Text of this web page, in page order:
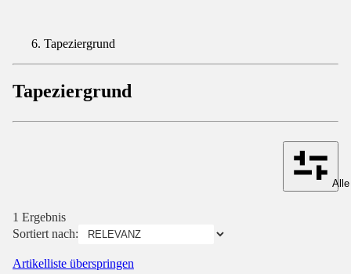
Tapeziergrund
Tapeziergrund
1 Ergebnis
Sortiert nach:
Artikelliste überspringen